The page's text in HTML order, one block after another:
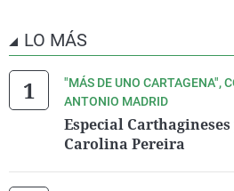
LO MÁS
"MÁS DE UNO CARTAGENA",
ANTONIO MADRID
Especial
Carolina Pereira